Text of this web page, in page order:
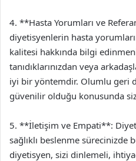
4. **Hasta Yorumları ve
diyetisyenlerin hasta
kalitesi hakkında bilgi
tanıdıklarınızdan veya
iyi bir yöntemdir. Olumlu geri
güvenilir olduğu konusunda
5. **İletişim ve Empati**:
sağlıklı beslenme
diyetisyen, sizi dinlemeli,